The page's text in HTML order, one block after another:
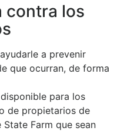
contra los
a prevenir
que ocurran, de forma
para los
de propietarios de
Farm que sean